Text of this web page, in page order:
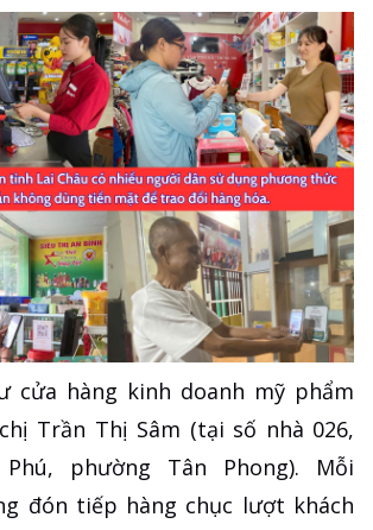
cửa hàng kinh doanh mỹ phẩm
Trần Thị Sâm (tại số nhà 026,
phường Tân Phong). Mỗi
đón tiếp hàng chục lượt khách